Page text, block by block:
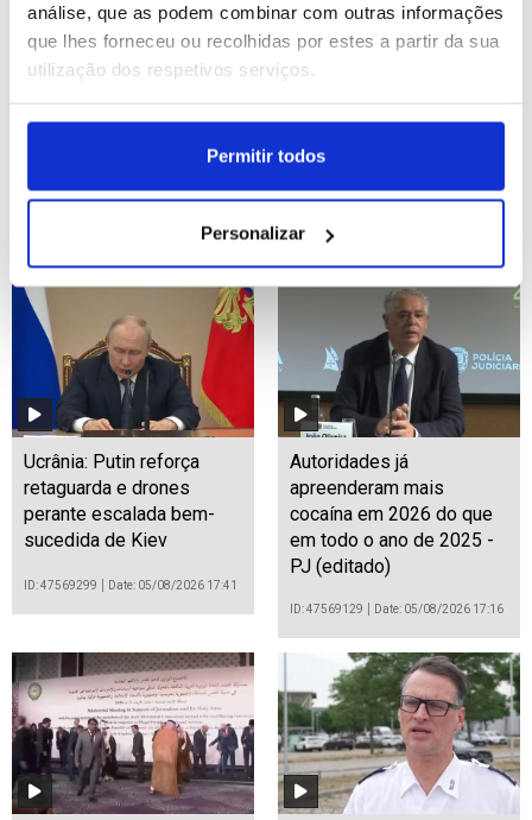
análise, que as podem combinar com outras informações
que lhes forneceu ou recolhidas por estes a partir da sua
utilização dos respetivos serviços.
Permitir todos
Personalizar
em Londres e suspeita
foi detida - polícia
Date: 05/08/2026 18:14
migrações devido a crise
continental
ID: 47569380
Ucrânia: Putin reforça
retaguarda e drones
perante escalada bem-
sucedida de Kiev
ID: 47569299 Date: 05/08/2026 17:41
Autoridades já
apreenderam mais
cocaína em 2026 do que
em todo o ano de 2025 -
PJ (editado)
ID: 47569129 Date: 05/08/2026 17:16